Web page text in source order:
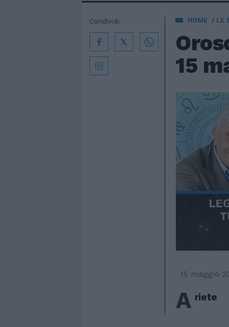
HOME LE
15
Condividi:
15 maggio
A riete